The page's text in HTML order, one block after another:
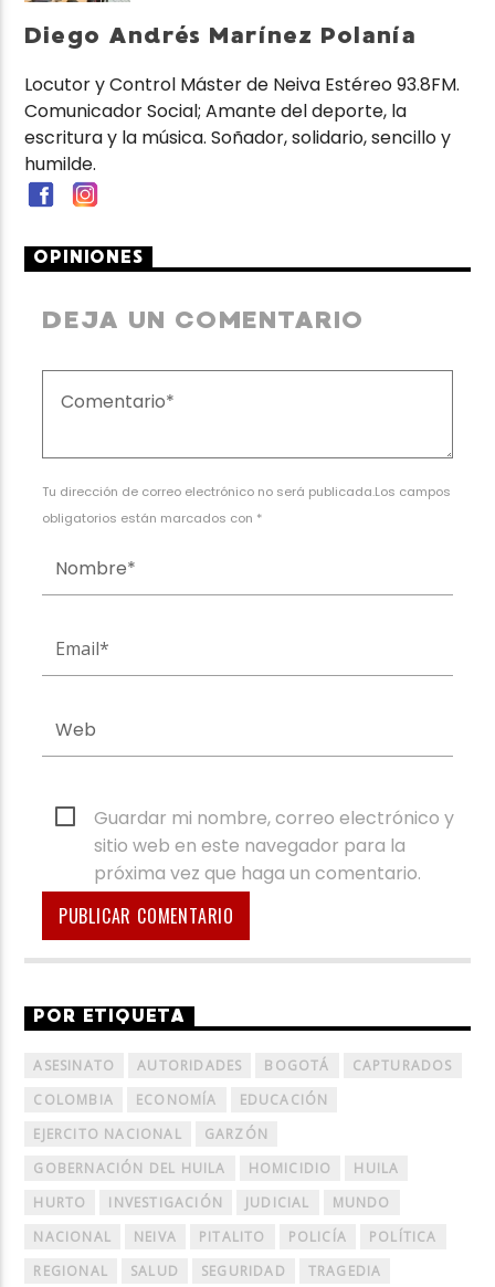
Diego Andrés Marínez Polanía
Locutor y Control Máster de Neiva Estéreo 93.8FM.
Comunicador Social; Amante del deporte, la
escritura y la música. Soñador, solidario, sencillo y
humilde.
OPINIONES
DEJA UN COMENTARIO
Tu dirección de correo electrónico no será publicada.Los campos
obligatorios están marcados con *
Guardar mi nombre, correo electrónico y
sitio web en este navegador para la
próxima vez que haga un comentario.
POR ETIQUETA
ASESINATO AUTORIDADES BOGOTÁ
CAPTURADOS
COLOMBIA
ECONOMÍA
EDUCACIÓN
EJERCITO NACIONAL
GARZÓN
GOBERNACIÓN DEL HUILA
HOMICIDIO
HUILA
HURTO
INVESTIGACIÓN JUDICIAL
MUNDO
NACIONAL
NEIVA PITALITO POLICÍA
POLÍTICA
REGIONAL
SALUD SEGURIDAD TRAGEDIA